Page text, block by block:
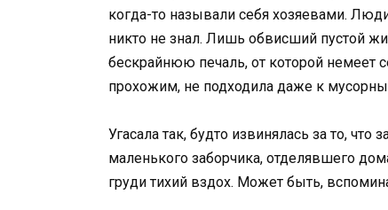
когда-то называли себя хозяевами.
никто не знал. Лишь обвисший пустой
бескрайнюю печаль, от которой немеет
прохожим, не подходила даже к
Угасала так, будто извинялась за то,
маленького заборчика, отделявшего
груди тихий вздох. Может быть,